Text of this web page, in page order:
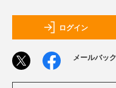
ログイン
メールバッ